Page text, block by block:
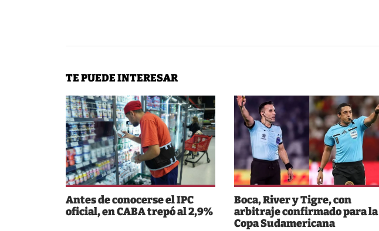
TE PUEDE INTERESAR
Antes de conocerse el IPC
oficial, en CABA trepó al 2,9%
Boca, River y Tigre, con
arbitraje confirmado para la
Copa Sudamericana